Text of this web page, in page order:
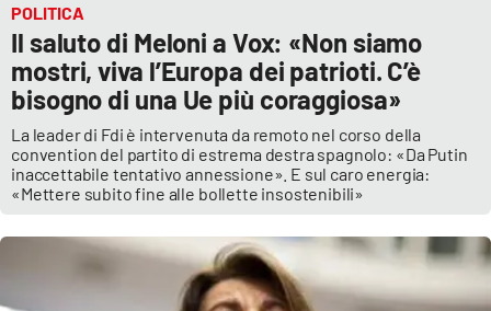
POLITICA
Il saluto di Meloni a Vox: «Non siamo
mostri, viva l’Europa dei patrioti. C’è
bisogno di una Ue più coraggiosa»
La leader di Fdi è intervenuta da remoto nel corso della
convention del partito di estrema destra spagnolo: «Da Putin
inaccettabile tentativo annessione». E sul caro energia:
«Mettere subito fine alle bollette insostenibili»